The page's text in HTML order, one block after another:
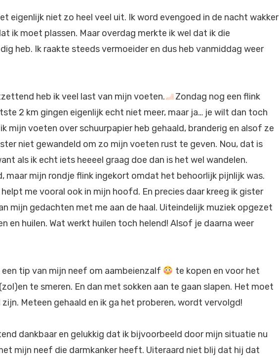
eigenlijk niet zo heel veel uit. Ik word evengoed in de nacht wakker
ik moet plassen. Maar overdag merkte ik wel dat ik die
heb. Ik raakte steeds vermoeider en dus heb vanmiddag weer
heb ik veel last van mijn voeten.
Zondag nog een flink
2 km gingen eigenlijk echt niet meer, maar ja… je wilt dan toch
mijn voeten over schuurpapier heb gehaald, branderig en alsof ze
niet gewandeld om zo mijn voeten rust te geven. Nou, dat is
als ik echt iets heeeel graag doe dan is het wel wandelen.
maar mijn rondje flink ingekort omdat het behoorlijk pijnlijk was.
me vooral ook in mijn hoofd. En precies daar kreeg ik gister
mijn gedachten met me aan de haal. Uiteindelijk muziek opgezet
en huilen. Wat werkt huilen toch helend! Alsof je daarna weer
een tip van mijn neef om aambeienzalf
te kopen en voor het
te smeren. En dan met sokken aan te gaan slapen. Het moet
Meteen gehaald en ik ga het proberen, wordt vervolgd!
dankbaar en gelukkig dat ik bijvoorbeeld door mijn situatie nu
mijn neef die darmkanker heeft. Uiteraard niet blij dat hij dat